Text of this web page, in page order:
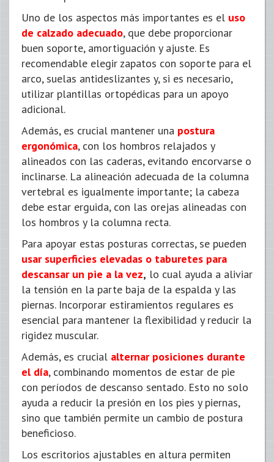
Uno de los aspectos más importantes es el uso
de calzado adecuado, que debe proporcionar
buen soporte, amortiguación y ajuste. Es
recomendable elegir zapatos con soporte para el
arco, suelas antideslizantes y, si es necesario,
utilizar plantillas ortopédicas para un apoyo
adicional.
Además, es crucial mantener una postura
ergonómica, con los hombros relajados y
alineados con las caderas, evitando encorvarse o
inclinarse. La alineación adecuada de la columna
vertebral es igualmente importante; la cabeza
debe estar erguida, con las orejas alineadas con
los hombros y la columna recta.
Para apoyar estas posturas correctas, se pueden
usar superficies elevadas o taburetes para
descansar un pie a la vez, lo cual ayuda a aliviar
la tensión en la parte baja de la espalda y las
piernas. Incorporar estiramientos regulares es
esencial para mantener la flexibilidad y reducir la
rigidez muscular.
Además, es crucial alternar posiciones durante
el día, combinando momentos de estar de pie
con períodos de descanso sentado. Esto no solo
ayuda a reducir la presión en los pies y piernas,
sino que también permite un cambio de postura
beneficioso.
Los escritorios ajustables en altura permiten